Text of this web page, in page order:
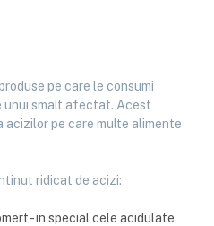
pe care le consumi
smalt afectat. Acest
acizilor pe care multe alimente
ridicat de acizi:
- in special cele acidulate